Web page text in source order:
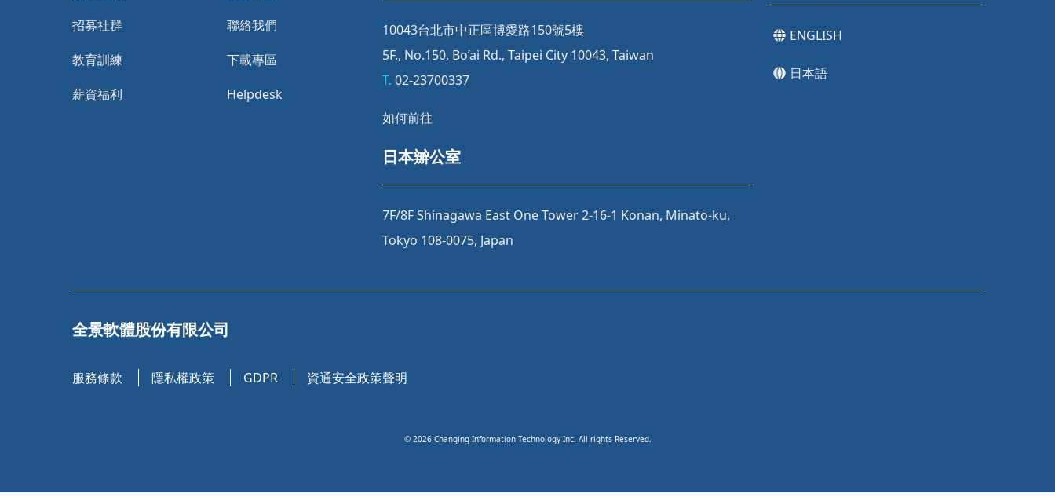
招募社群
教育訓練
薪資福利
聯絡我們
下載專區
Helpdesk
10043台北市中正區博愛路150號5樓
5F., No.150, Bo’ai Rd., Taipei City 10043, Taiwan
T. 02-23700337
如何前往
日本辧公室
7F/8F Shinagawa East One Tower 2-16-1 Konan, Minato-ku,
Tokyo 108-0075, Japan
ENGLISH
日本語
全景軟體股份有限公司
服務條款 隱私權政策 GDPR 資通安全政策聲明
© 2026Changing Information Technology Inc. All rights Reserved.